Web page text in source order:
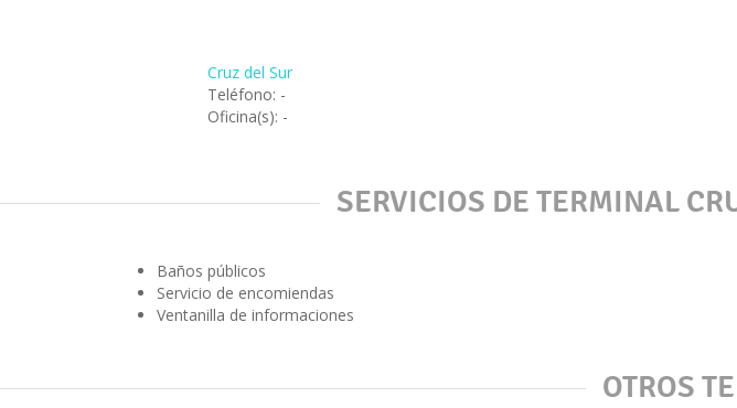
Cruz del Sur
Teléfono: -
Oficina(s): -
SERVICIOS DE TERMINAL
Baños públicos
Servicio de encomiendas
Ventanilla de informaciones
OTROS